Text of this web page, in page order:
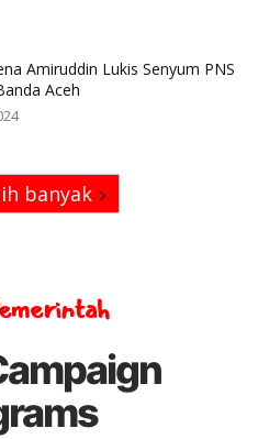
Amiruddin Lukis Senyum PNS
Aceh
banyak